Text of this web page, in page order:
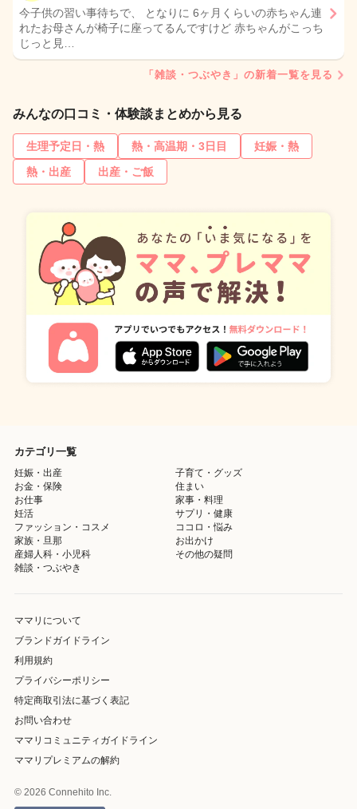
今子供の習い事待ちで、 となりに 6ヶ月くらいの赤ちゃん連
れたお母さんが椅子に座ってるんですけど 赤ちゃんがこっち
じっと見…
「雑談・つぶやき」の新着一覧を見る
みんなの口コミ・体験談まとめから見る
生理予定日・熱 熱・高温期・3日目
妊娠・熱
熱・出産
出産・ご飯
カテゴリ一覧
妊娠・出産
子育て・グッズ
お金・保険
住まい
お仕事
家事・料理
妊活
サプリ・健康
ファッション・コスメ
ココロ・悩み
家族・旦那
お出かけ
産婦人科・小児科
その他の疑問
雑談・つぶやき
ママリについて
ブランドガイドライン
利用規約
プライバシーポリシー
特定商取引法に基づく表記
お問い合わせ
ママリコミュニティガイドライン
ママリプレミアムの解約
© 2026 Connehito Inc.